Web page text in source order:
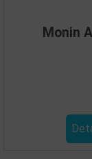
Monin